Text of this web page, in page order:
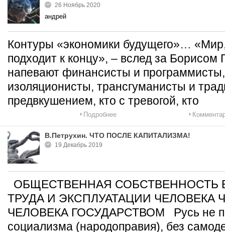
26 Ноябрь 2020
андрей
Контуры «экономики будущего»…
подходит к концу», – вслед за
напевают финансисты и
изоляционисты, трансгуманисты и
предвкушением, кто с тревогой, кто
Подробнее
В.Петрухин. ЧТО ПОСЛЕ КАПИТАЛИЗМА!
19 Декабрь 2019
ОБЩЕСТВЕННАЯ СОБСТВЕННОСТЬ
ТРУДА И ЭКСПЛУАТАЦИИ ЧЕЛОВЕКА
ЧЕЛОВЕКА ГОСУДАРСТВОМ Русь не
социализма (народоправия), без